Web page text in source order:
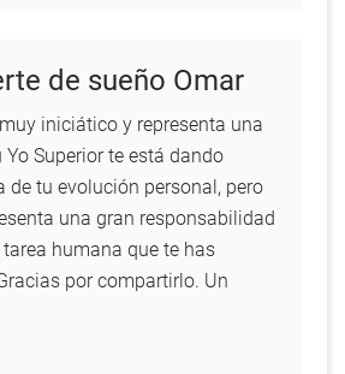
de sueño Omar
iniciático y representa una
Yo Superior te está dando
de tu evolución personal, pero
una gran responsabilidad
humana que te has
por compartirlo. Un